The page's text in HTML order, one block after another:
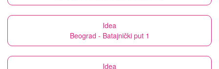
Idea
Beograd - Batajnički put 1
Idea